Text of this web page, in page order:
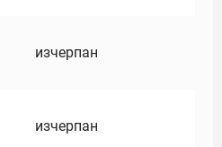
изчерпан
изчерпан